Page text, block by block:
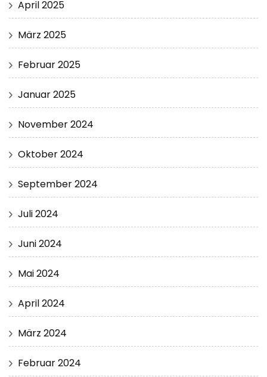
April 2025
März 2025
Februar 2025
Januar 2025
November 2024
Oktober 2024
September 2024
Juli 2024
Juni 2024
Mai 2024
April 2024
März 2024
Februar 2024